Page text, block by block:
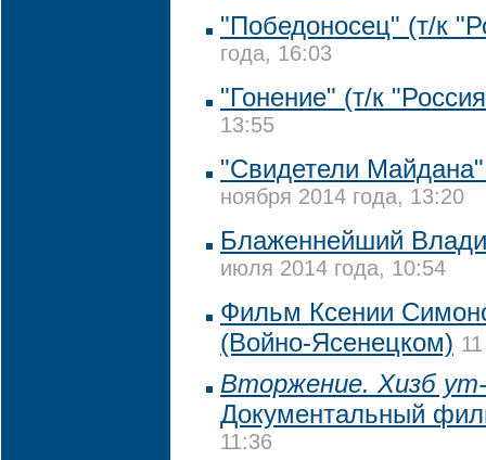
"Победоносец" (т/к
года, 16:03
"Гонение" (т/к
13:55
"Свидетели
ноября 2014 года, 13:20
Блаженнейший
июля 2014 года, 10:54
Фильм Ксении
(Войно-Ясенецком)
Вторжение. Хизб
Документальный
11:36